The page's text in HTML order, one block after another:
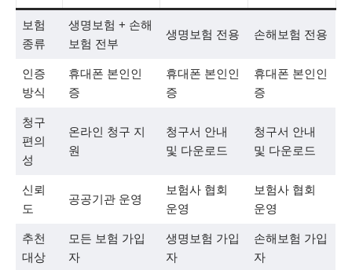
보험
종류
생명보험 + 손해
보험 전부
생명보험 전용 손해보험 전용
인증
방식
휴대폰 본인인
증
휴대폰 본인인
증
휴대폰 본인인
증
청구
편의
성
온라인 청구 지
원
청구서 안내
및 다운로드
청구서 안내
및 다운로드
신뢰
도
공공기관 운영
보험사 협회
운영
보험사 협회
운영
추천
대상
모든 보험 가입
자
생명보험 가입
자
손해보험 가입
자